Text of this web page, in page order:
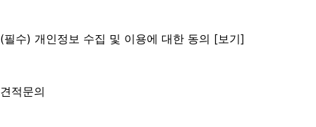
(필수) 개인정보 수집 및 이용에 대한 동의 [보기]
견적문의